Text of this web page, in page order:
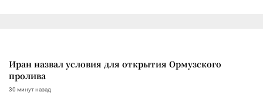
Иран назвал условия для открытия Ормузского
пролива
30 минут назад